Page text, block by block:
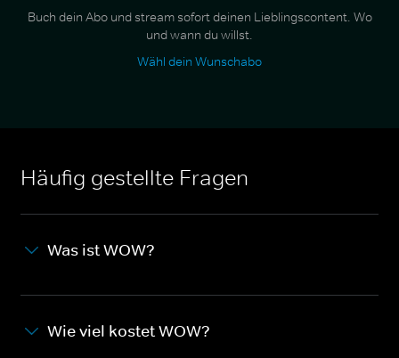
Buch dein Abo und stream sofort deinen Lieblingscontent. Wo
und wann du willst.
Wähl dein Wunschabo
Häufig gestellte Fragen
Was ist WOW?
Wie viel kostet WOW?